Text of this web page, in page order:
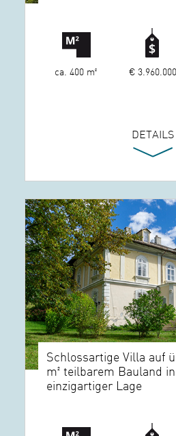
ca. 400 m² € 3.960.000
DETAILS
Schlossartige Villa auf
m² teilbarem Bauland in
einzigartiger Lage